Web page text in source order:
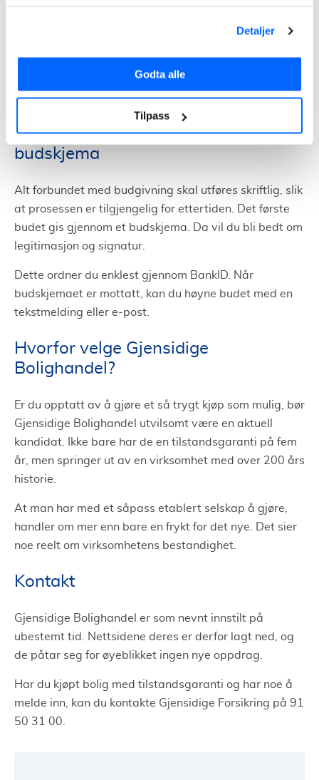
Detaljer
Godta alle
Tilpass
Også når det gjelder signering av
overtakelsesprotokoll og budgivning har de
innarbeidede rutiner.
Gjensidige Bolighandel sitt
budskjema
Alt forbundet med budgivning skal utføres skriftlig, slik
at prosessen er tilgjengelig for ettertiden. Det første
budet gis gjennom et budskjema. Da vil du bli bedt om
legitimasjon og signatur.
Dette ordner du enklest gjennom BankID. Når
budskjemaet er mottatt, kan du høyne budet med en
tekstmelding eller e-post.
Hvorfor velge Gjensidige
Bolighandel?
Er du opptatt av å gjøre et så trygt kjøp som mulig, bør
Gjensidige Bolighandel utvilsomt være en aktuell
kandidat. Ikke bare har de en tilstandsgaranti på fem
år, men springer ut av en virksomhet med over 200 års
historie.
At man har med et såpass etablert selskap å gjøre,
handler om mer enn bare en frykt for det nye. Det sier
noe reelt om virksomhetens bestandighet.
Kontakt
Gjensidige Bolighandel er som nevnt innstilt på
ubestemt tid. Nettsidene deres er derfor lagt ned, og
de påtar seg for øyeblikket ingen nye oppdrag.
Har du kjøpt bolig med tilstandsgaranti og har noe å
melde inn, kan du kontakte Gjensidige Forsikring på 91
50 31 00.